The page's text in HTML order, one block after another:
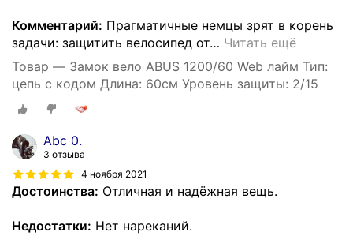
Комментарий: Прагматичные немцы зрят в корень
задачи: защитить велосипед от… Читать ещё
Товар — Замок вело ABUS 1200/60 Web лайм Тип:
цепь с кодом Длина: 60см Уровень защиты: 2/15
Abc 0.
3 отзыва
4 ноября 2021
Достоинства: Отличная и надёжная вещь.
Недостатки: Нет нареканий.